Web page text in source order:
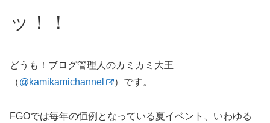
ッ！！
どうも！ブログ管理人のカミカミ大王
（@kamikamichannel ）です。
FGOでは毎年の恒例となっている夏イベント、いわゆる